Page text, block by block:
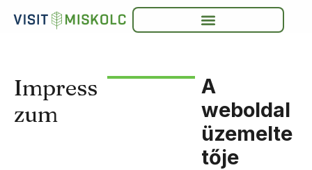
Impress
zum
A
weboldal
üzemelte
tője